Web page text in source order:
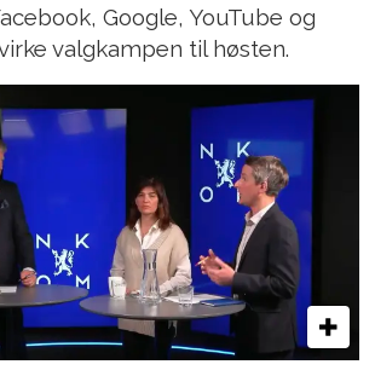
Google, YouTube og
valgkampen til høsten.